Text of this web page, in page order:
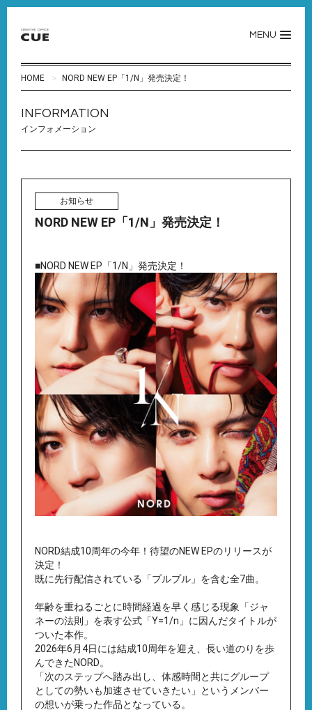
MENU
HOME NORD NEW EP「1/N」発売決定！
INFORMATION
インフォメーション
お知らせ
NORD NEW EP「1/N」発売決定！
■NORD NEW EP「1/N」発売決定！
NORD結成10周年の今年！待望のNEW EPのリリースが
決定！
既に先行配信されている「プルプル」を含む全7曲。
年齢を重ねるごとに時間経過を早く感じる現象「ジャ
ネーの法則」を表す公式「Y=1/n」に因んだタイトルが
ついた本作。
2026年6月4日には結成10周年を迎え、長い道のりを歩
んできたNORD。
「次のステップへ踏み出し、体感時間と共にグループ
としての勢いも加速させていきたい」というメンバー
の想いが乗った作品となっている。